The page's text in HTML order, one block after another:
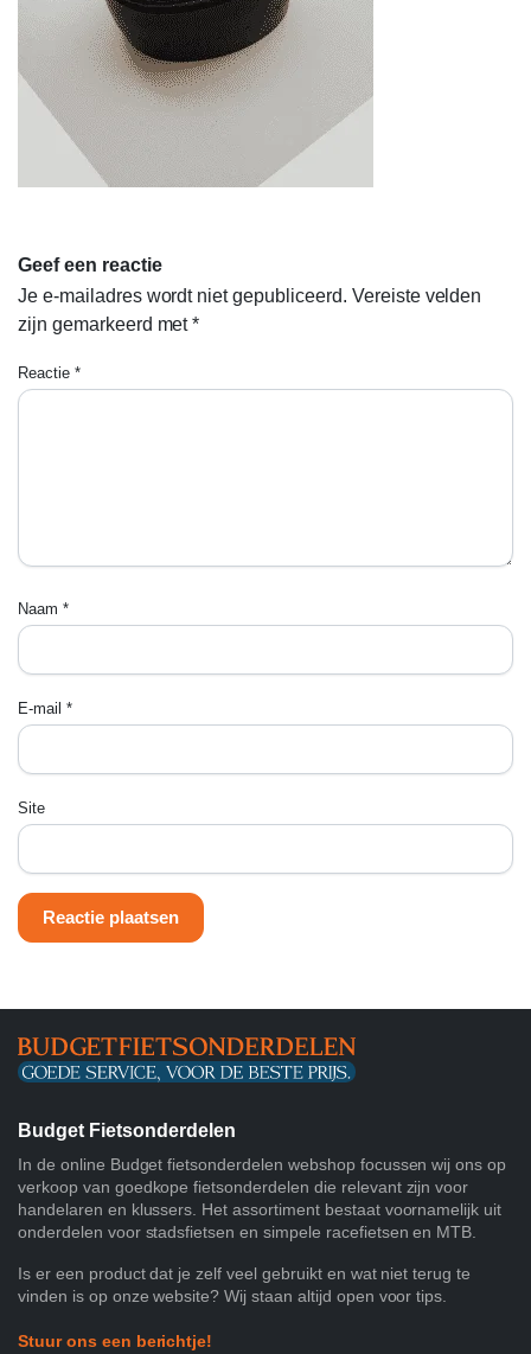
Geef een reactie
Je e-mailadres wordt niet gepubliceerd. Vereiste velden
zijn gemarkeerd met*
Reactie *
Naam *
E-mail *
Site
Budget Fietsonderdelen
In de online Budget fietsonderdelen webshop focussen wij ons op
verkoop van goedkope fietsonderdelen die relevant zijn voor
handelaren en klussers. Het assortiment bestaat voornamelijk uit
onderdelen voor stadsfietsen en simpele racefietsen en MTB.
Is er een product dat je zelf veel gebruikt en wat niet terug te
vinden is op onze website? Wij staan altijd open voor tips.
Stuur ons een berichtje!